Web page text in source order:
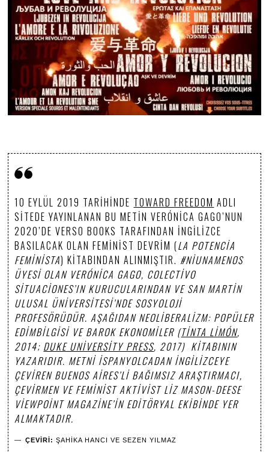
10 EYLÜL 2019 TARIHINDE TOWARD FREEDOM ADLI
SITEDE YAYINLANAN BU METIN VERÓNICA GAGO’NUN
2020’DE VERSO BOOKS TARAFINDAN İNGILIZCE
BASILACAK OLAN FEMINIST DEVRIM (LA POTENCIA
FEMINISTA) KITABINDAN ALINMIŞTIR. #NIUNAMENOS
ÜYESI OLAN VERÓNICA GAGO, COLECTIVO
SITUACIONES’IN KURUCULARINDAN VE SAN MARTIN
ULUSAL ÜNIVERSITESI’NDE SOSYOLOJI
PROFESÖRÜDÜR. AŞAĞIDAN NEOLIBERALIZM: POPÜLER
EDIMBILGISI VE BAROK EKONOMILER (TINTA LIMÓN,
2014; DUKE UNIVERSITY PRESS, 2017) KITABININ
YAZARIDIR. METNI İSPANYOLCADAN İNGILIZCEYE
ÇEVIREN BUENOS AIRES’LI BAĞIMSIZ ARAŞTIRMACI,
ÇEVIRMEN VE FEMINIST AKTIVIST LIZ MASON-DEESE
VIEWPOINT MAGAZINE’IN EDITÖRYAL EKIBINDE YER
ALMAKTADIR.
ÇEVIRI: ŞAHIKA HANCI VE SEZEN YILMAZ